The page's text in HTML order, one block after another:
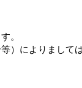
。
）によりまして